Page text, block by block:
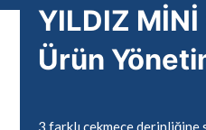
YILDIZ
Ürün
3 farklı çekmece